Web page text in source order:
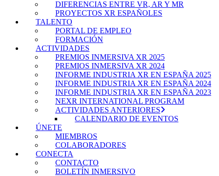
DIFERENCIAS ENTRE VR, AR Y MR
PROYECTOS XR ESPAÑOLES
TALENTO
PORTAL DE EMPLEO
FORMACIÓN
ACTIVIDADES
PREMIOS INMERSIVA XR 2025
PREMIOS INMERSIVA XR 2024
INFORME INDUSTRIA XR EN ESPAÑA 2025
INFORME INDUSTRIA XR EN ESPAÑA 2024
INFORME INDUSTRIA XR EN ESPAÑA 2023
NEXR INTERNATIONAL PROGRAM
ACTIVIDADES ANTERIORES
CALENDARIO DE EVENTOS
ÚNETE
MIEMBROS
COLABORADORES
CONECTA
CONTACTO
BOLETÍN INMERSIVO